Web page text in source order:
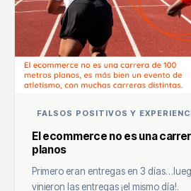
FALSOS POSITIVOS Y
El ecommerce no es una
planos
Primero eran entregas en 3
vinieron las entregas ¡el mismo día!.